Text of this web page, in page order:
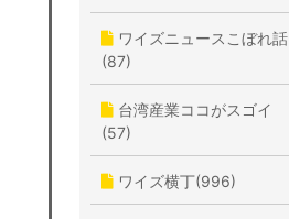
ワイズニュースこぼれ話
(87)
台湾産業ココがスゴイ
(57)
ワイズ横丁(996)